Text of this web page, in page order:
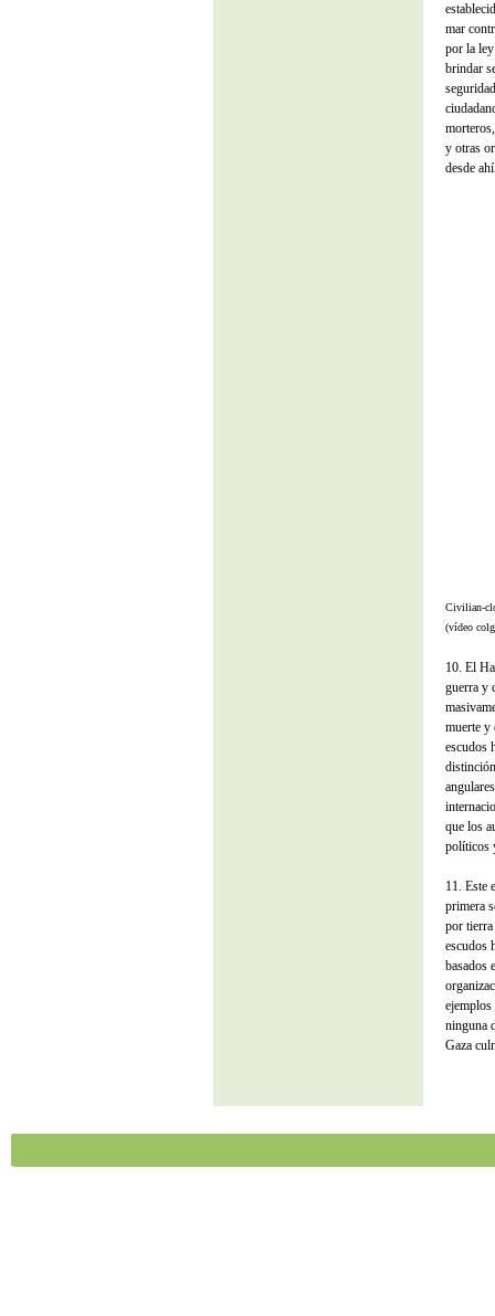
mar
por la
brindar
y otras
desde
Civilian-
(vídeo
10. El
guerra y
muerte y
escudos
que los
políticos
11. Este
primera
por
escudos
basados
ninguna
Gaza